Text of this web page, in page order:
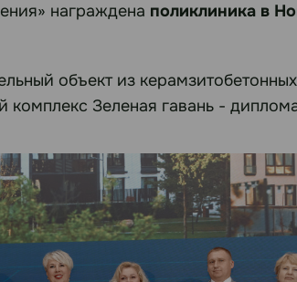
награждена поликлиника в
объект из
Зеленая гавань -